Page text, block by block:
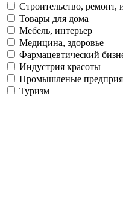
Строительство, ремонт,
Товары для дома
Мебель, интерьер
Медицина, здоровье
Фармацевтический
Индустрия красоты
Промышленые
Туризм